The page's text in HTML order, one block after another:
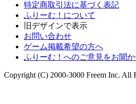
特定商取引法に基づく表記
ふりーむ！について
旧デザインで表示
お問い合わせ
ゲーム掲載希望の方へ
ふりーむ！へのご意見をお聞
Copyright (C) 2000-3000 Freem Inc. All